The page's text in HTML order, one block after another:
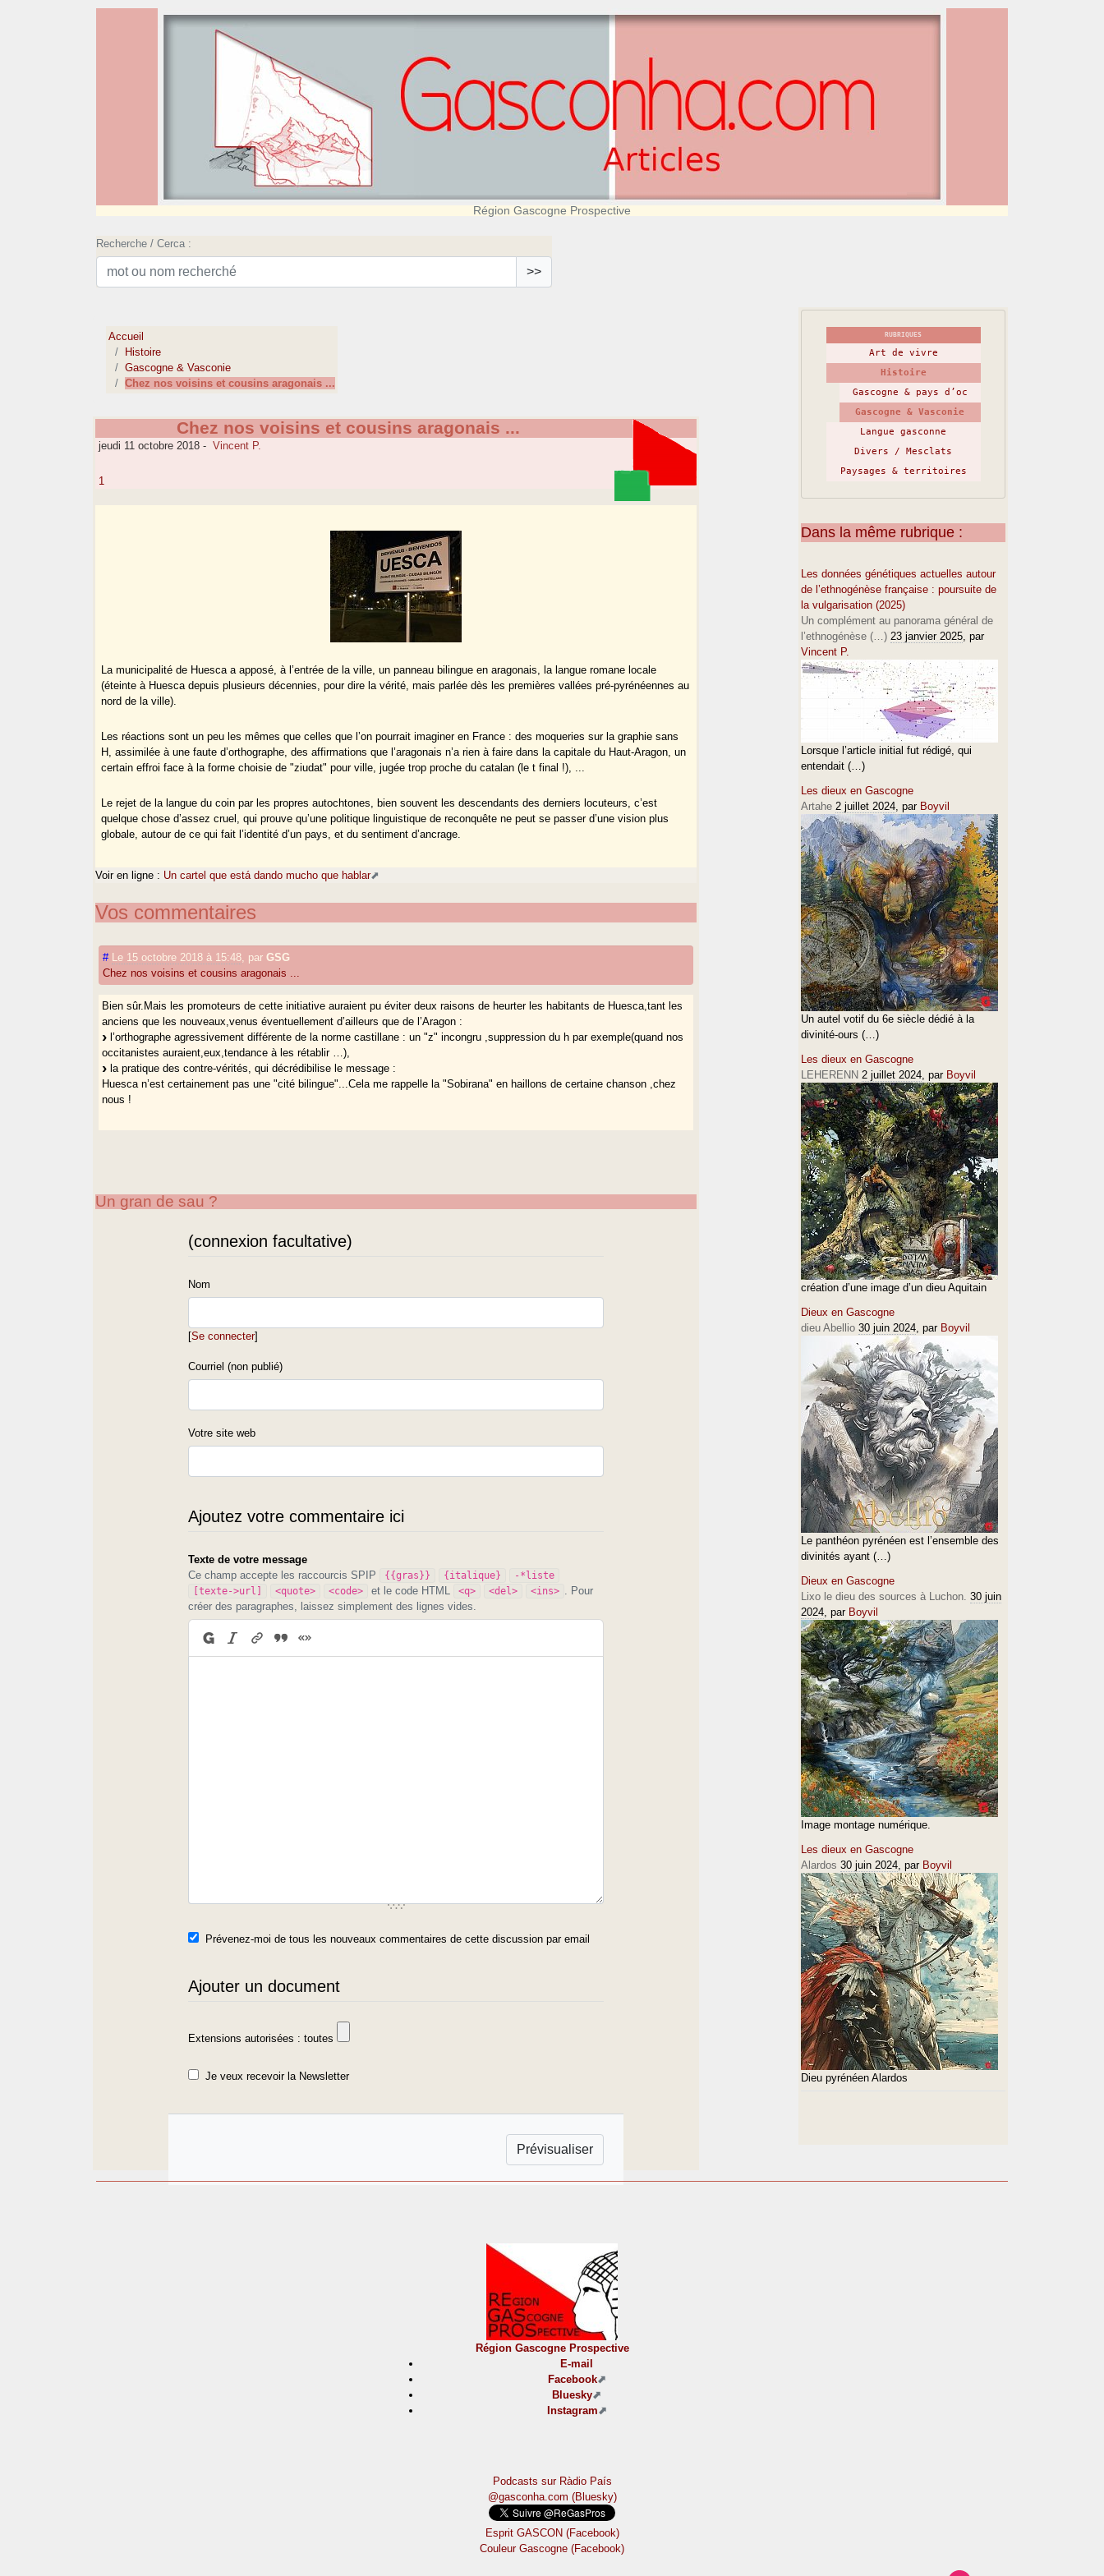
Région Gascogne Prospective
Recherche / Cerca :
>>
Accueil
Histoire
Gascogne & Vasconie
Chez nos voisins et cousins aragonais ...
Chez nos voisins et cousins aragonais ...
jeudi 11 octobre 2018 - Vincent P.
1
La municipalité de Huesca a apposé, à l’entrée de la ville, un panneau bilingue en aragonais, la langue romane locale
(éteinte à Huesca depuis plusieurs décennies, pour dire la vérité, mais parlée dès les premières vallées pré-pyrénéennes au
nord de la ville).
Les réactions sont un peu les mêmes que celles que l’on pourrait imaginer en France : des moqueries sur la graphie sans
H, assimilée à une faute d’orthographe, des affirmations que l’aragonais n’a rien à faire dans la capitale du Haut-Aragon, un
certain effroi face à la forme choisie de "ziudat" pour ville, jugée trop proche du catalan (le t final !), ...
Le rejet de la langue du coin par les propres autochtones, bien souvent les descendants des derniers locuteurs, c’est
quelque chose d’assez cruel, qui prouve qu’une politique linguistique de reconquête ne peut se passer d’une vision plus
globale, autour de ce qui fait l’identité d’un pays, et du sentiment d’ancrage.
Voir en ligne : Un cartel que está dando mucho que hablar
Vos commentaires
# Le 15 octobre 2018 à 15:48 parGSG
Chez nos voisins et cousins aragonais ...
Bien sûr.Mais les promoteurs de cette initiative auraient pu éviter deux raisons de heurter les habitants de Huesca,tant les
anciens que les nouveaux,venus éventuellement d’ailleurs que de l’Aragon :
l’orthographe agressivement différente de la norme castillane : un "z" incongru ,suppression du h par exemple(quand nos
occitanistes auraient,eux,tendance à les rétablir …),
la pratique des contre-vérités, qui décrédibilise le message :
Huesca n’est certainement pas une "cité bilingue"...Cela me rappelle la "Sobirana" en haillons de certaine chanson ,chez
nous !
Un gran de sau ?
(connexion facultative)
Nom
[Se connecter]
Courriel (non publié)
Votre site web
Ajoutez votre commentaire ici
Texte de votre message
Ce champ accepte les raccourcis SPIP
{{gras}} {italique}
-*liste
[texte->url]
<quote> <code> et le code HTML <q> <del> <ins>
. Pour
créer des paragraphes, laissez simplement des lignes vides.
Prévenez-moi de tous les nouveaux commentaires de cette discussion par email
Ajouter un document
Extensions autorisées : toutes
Je veux recevoir la Newsletter
RUBRIQUES
Art de vivre
Histoire
Gascogne & pays d’oc
Gascogne & Vasconie
Langue gasconne
Divers / Mesclats
Paysages & territoires
Dans la même rubrique :
Les données génétiques actuelles autour
de l’ethnogénèse française : poursuite de
la vulgarisation (2025)
Un complément au panorama général de
l’ethnogénèse (…) 23 janvier 2025, par
Vincent P.
Lorsque l’article initial fut rédigé, qui
entendait (…)
Les dieux en Gascogne
Artahe 2 juillet 2024, par Boyvil
Un autel votif du 6e siècle dédié à la
divinité-ours (…)
Les dieux en Gascogne
LEHERENN 2 juillet 2024, par Boyvil
création d’une image d’un dieu Aquitain
Dieux en Gascogne
dieu Abellio 30 juin 2024, par Boyvil
Le panthéon pyrénéen est l’ensemble des
divinités ayant (…)
Dieux en Gascogne
Lixo le dieu des sources à Luchon. 30 juin
2024, par Boyvil
Image montage numérique.
Les dieux en Gascogne
Alardos 30 juin 2024, par Boyvil
Dieu pyrénéen Alardos
Région Gascogne Prospective
E-mail
Facebook
Bluesky
Instagram
Podcasts sur Ràdio País
@gasconha.com (Bluesky)
Esprit GASCON (Facebook)
Couleur Gascogne (Facebook)